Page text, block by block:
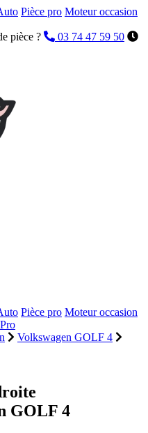
Pièce pro Moteur occasion
pièce ?
03 74 47 59 50
Pièce pro Moteur occasion
Volkswagen GOLF 4
GOLF 4